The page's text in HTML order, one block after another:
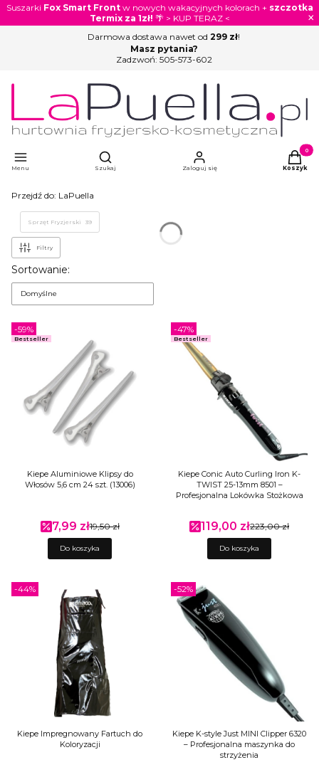
Suszarki Fox Smart Frontw nowych wakacyjnych kolorach + szczotka
Termix za 1zł! 🌴 > KUP TERAZ < ×
Darmowa dostawa nawet od 299 zł!
Masz pytania?
Zadzwoń: 505-573-602
Menu
Otwórz wyszukiwarkę
Szukaj Zaloguj się Koszyk
Przejdź do: LaPuella
Sprzęt Fryzjerski 39
Filtry
Lista produktów
Sortowanie:
Domyślne
Bestseller
Kiepe Aluminiowe Klipsy do
Włosów 5,6 cm 24 szt. (13006)
Cena promocyjna
7,99 zł19,50 zł
-59%
Do koszyka
Bestseller
Kiepe Conic Auto Curling Iron K-
TWIST 25-13mm 8501 –
Profesjonalna Lokówka Stożkowa
Cena promocyjna
119,00 zł223,00 zł
-47%
Do koszyka
Kiepe Impregnowany Fartuch do
Koloryzacji
-44%
Kiepe K-style Just MINI Clipper 6320
– Profesjonalna maszynka do
strzyżenia
-52%